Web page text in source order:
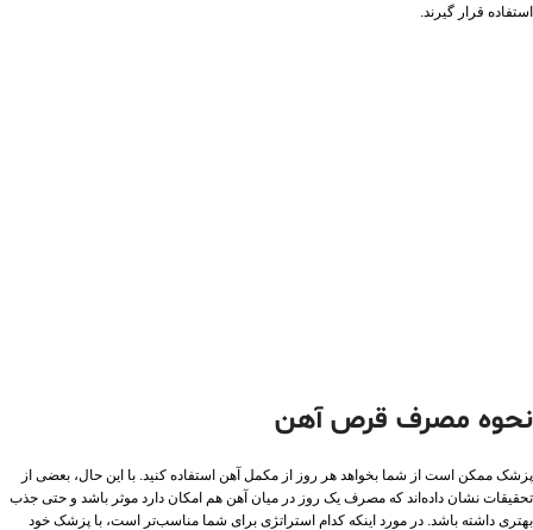
استفاده قرار گیرند.
نحوه مصرف قرص آهن
پزشک ممکن است از شما بخواهد هر روز از مکمل آهن استفاده کنید. با این حال، بعضی از
تحقیقات نشان داده‌اند که مصرف یک روز در میان آهن هم امکان دارد موثر باشد و حتی جذب
بهتری داشته باشد. در مورد اینکه کدام استراتژی برای شما مناسب‌تر است، با پزشک خود